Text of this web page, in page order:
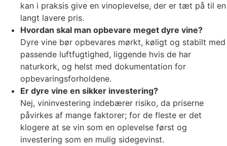
kan i praksis give en vinoplevelse, der er tæt på til en
langt lavere pris.
Hvordan skal man opbevare meget dyre vine?
Dyre vine bør opbevares mørkt, køligt og stabilt med
passende luftfugtighed, liggende hvis de har
naturkork, og helst med dokumentation for
opbevaringsforholdene.
Er dyre vine en sikker investering?
Nej, vininvestering indebærer risiko, da priserne
påvirkes af mange faktorer; for de fleste er det
klogere at se vin som en oplevelse først og
investering som en mulig sidegevinst.